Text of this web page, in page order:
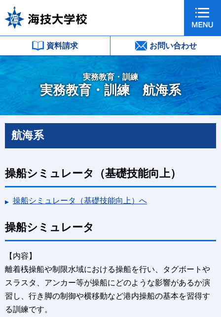
資料請求 お問い合わせ
実務教育・訓練
実務教育・訓練 航海系
航海系
操船シミュレータ（基礎技能向上）
操船シミュレータ（基礎技能向上）へ
操船シミュレータ
【内容】
離着桟操船や制限水域における操船を行い、タグボートや
スラスタ、アンカー等が操船にどのような影響があるか演
習し、行き脚の制御や横移動など港内操船の基本を習得す
る訓練です。